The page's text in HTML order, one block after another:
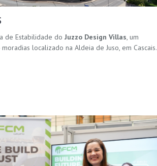
de Estabilidade do Juzzo Design Villas, um
localizado na Aldeia de Juso, em Cascais.